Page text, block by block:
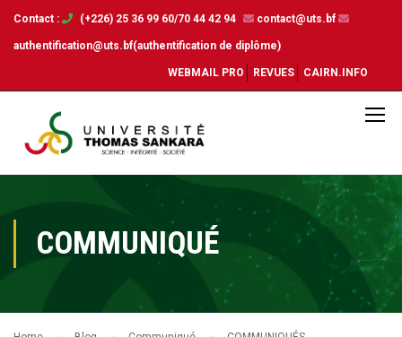
Contact : (+226) 25 36 99 60/70 44 42 94 contact@uts.bf
authentification@uts.bf(authentification de diplôme)
WEBMAIL PRO REVUES CAIRN.INFO
COMMUNIQUÉ